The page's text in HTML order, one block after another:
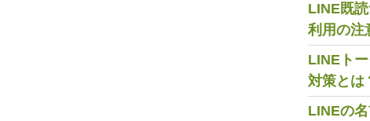
LINE既
利用の注
LINEト
対策とは
LINEの